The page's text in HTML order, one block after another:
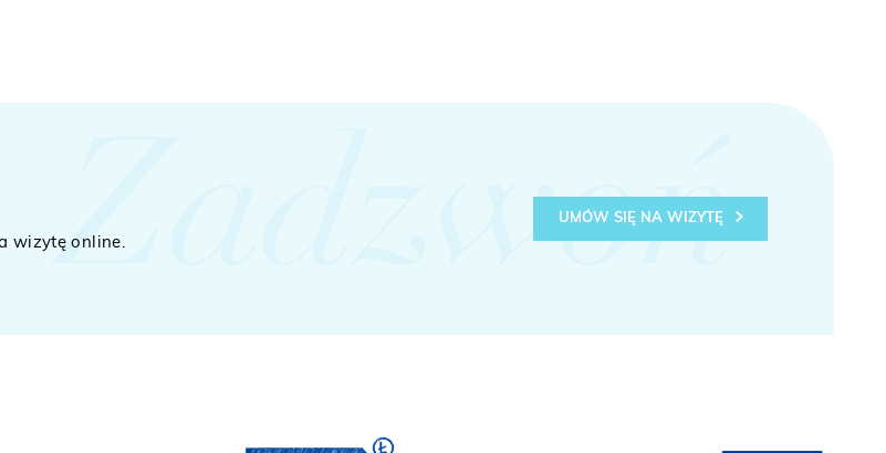
wizytę online.
UMÓW SIĘ NA WIZYTĘ
Zadzwoń